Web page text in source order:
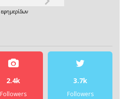
εφημερίδων
2.4k
Followers
3.7k
Followers